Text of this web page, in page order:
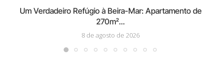
Um Verdadeiro Refúgio à Beira-Mar: Apartamento de
270m²...
8 de agosto de 2026